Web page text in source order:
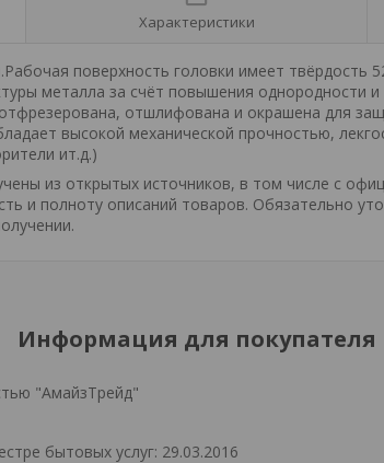
Характеристики
поверхность головки имеет твёрдость
металла за счёт повышения однородности
отшлифована и окрашена для
высокой механической прочностью,
ит.д.)
из открытых источников, в том числе с
и полноту описаний товаров. Обязательно
Информация для покупателя
"АмайзТрейд"
бытовых услуг: 29.03.2016